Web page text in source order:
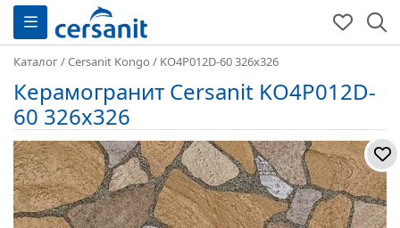
Каталог/Cersanit Kongo / KO4P012D-60 326x326
Керамогранит Cersanit KO4P012D-
60 326x326